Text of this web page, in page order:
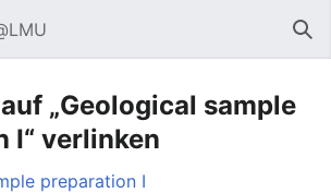
„Geological sample
I“ verlinken
preparation I